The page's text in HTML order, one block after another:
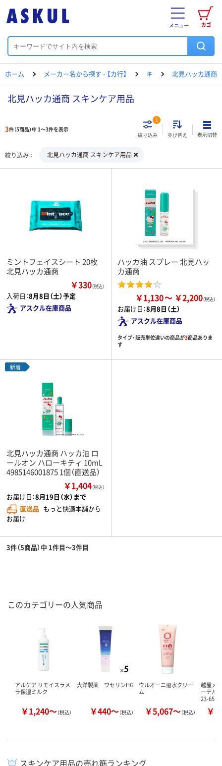
カゴ
メニュー
ホーム メーカー名から探す - 【カ行】 キ 北見ハッカ通商
北見ハッカ通商 スキンケア用品
3件（5商品）中 1～3件を表示
絞り込み
1
並び替え 表示切替
絞り込み 北見ハッカ通商 スキンケア用品
ミントフェイスシート 20枚
北見ハッカ通商
￥330（税込）
入荷日：8月8日（土）予定
アスクル在庫商品
ハッカ油 スプレー 北見ハッ
カ通商
￥1,130 ￥2,200
お届け日：8月8日（土）
アスクル在庫商品
タイプ・販売単位違いの商品が3商品ありま
す
新着
北見ハッカ通商 ハッカ油 ロ
ールオン ハローキティ 10mL
4985146001875 1個（直送品）
￥1,404（税込）
お届け日：8月19日（水）まで
直送品 もっと快適本舗から
お届け
3件（5商品）中 1件目～3件目
このカテゴリーの人気商品
アルケア リモイスラメ
ラ保湿ミルク
￥1,240～（税込）
大洋製薬 ワセリンHG
￥440～（税込）
ウルオーニ撥水クリー
ム
￥5,067～（税込）
越屋メ
ーテル
23-6551
￥
スキンケア用品の売れ筋ランキング